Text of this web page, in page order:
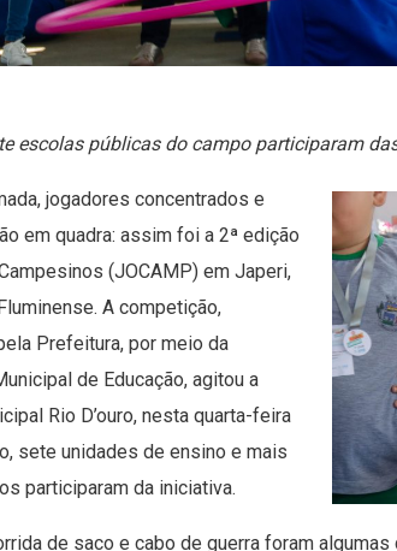
escolas públicas do campo participaram
jogadores concentrados e
em quadra: assim foi a 2ª edição
(JOCAMP) em Japeri,
A competição,
Prefeitura, por meio da
de Educação, agitou a
Rio D’ouro, nesta quarta-feira
sete unidades de ensino e mais
participaram da iniciativa.
de saco e cabo de guerra foram